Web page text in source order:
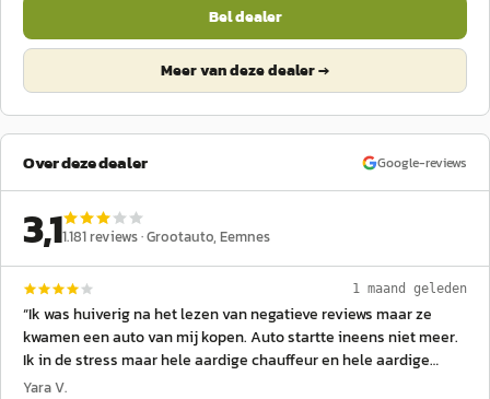
Bel dealer
Meer van deze dealer →
Over deze dealer Google-reviews
3,11.181reviews ·Grootauto, Eemnes
1 maand geleden
“Ik was huiverig na het lezen van negatieve reviews maar ze
kwamen een auto van mij kopen. Auto startte ineens niet meer.
Ik in de stress maar hele aardige chauffeur en hele aardige
mensen gesproken van De Groot zelf. Ze hebben de tijd
Yara V.